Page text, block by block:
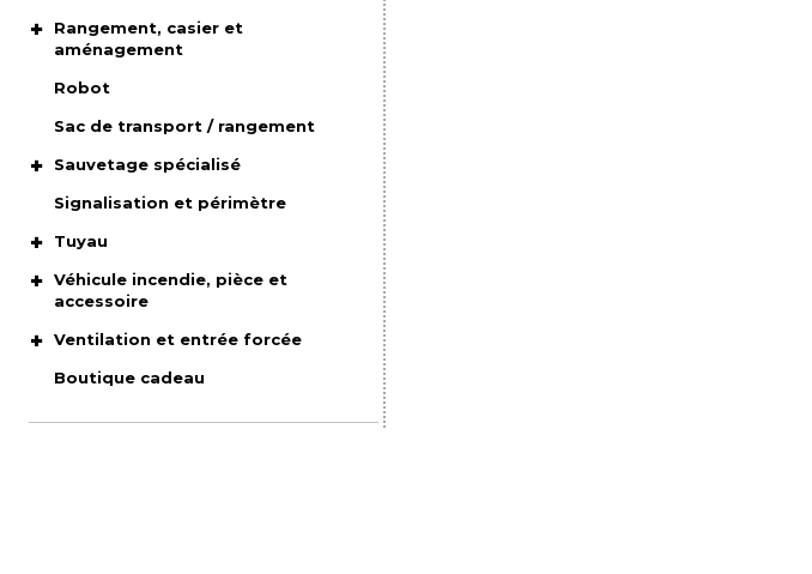
Rangement, casier et
aménagement
Robot
Sac de transport / rangement
Sauvetage spécialisé
Signalisation et périmètre
Tuyau
Véhicule incendie, pièce et
accessoire
Ventilation et entrée forcée
Boutique cadeau